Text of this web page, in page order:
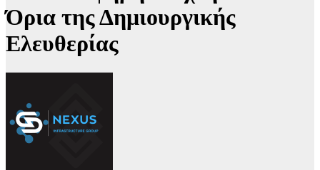
Όρια της Δημιουργικής
Ελευθερίας